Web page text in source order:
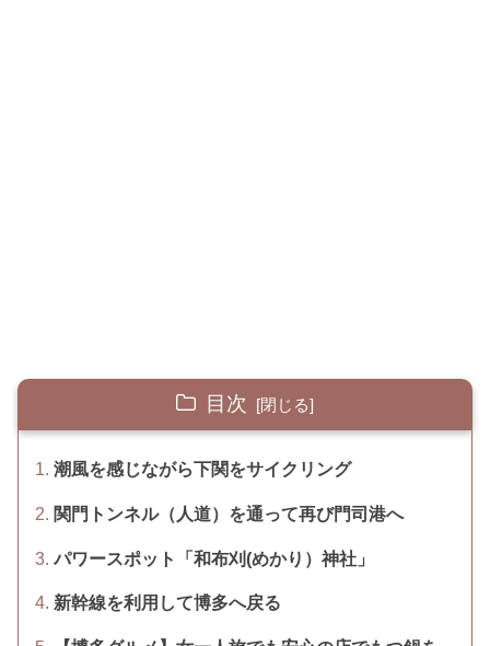
目次
潮風を感じながら下関をサイクリング
関門トンネル（人道）を通って再び門司港へ
パワースポット「和布刈(めかり）神社」
新幹線を利用して博多へ戻る